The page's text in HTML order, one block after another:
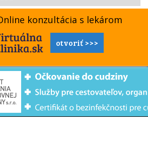
konzultácia s lekárom
otvoriť >>>